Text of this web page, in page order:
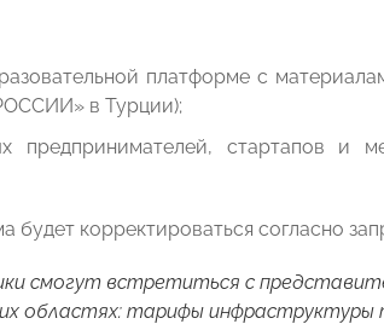
платформе с
в Турции);
стартапов и
будет корректироваться согласно
смогут встретиться с
областях: тарифы